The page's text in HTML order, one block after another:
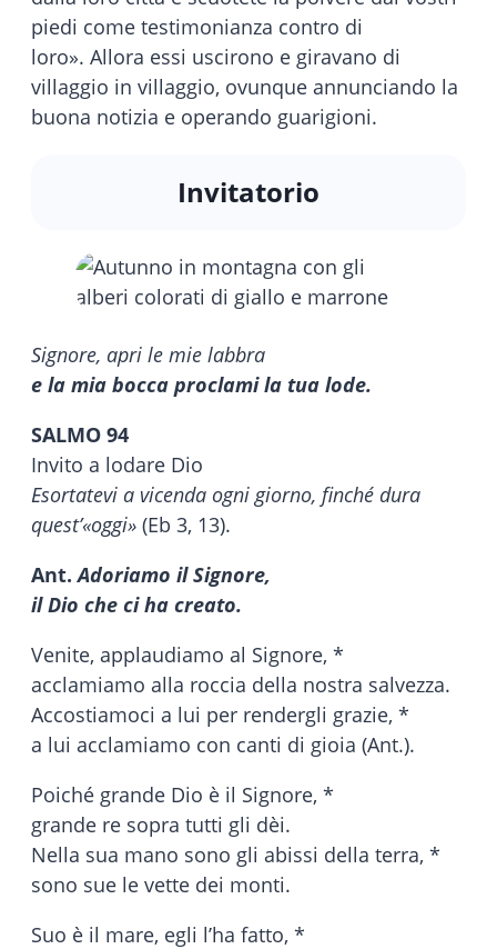
piedi come testimonianza contro di
loro». Allora essi uscirono e giravano di
villaggio in villaggio, ovunque annunciando la
buona notizia e operando guarigioni.
Invitatorio
Signore, apri le mie labbra
e la mia bocca proclami la tua lode.
SALMO 94
Invito a lodare Dio
Esortatevi a vicenda ogni giorno, finché dura
quest’«oggi» (Eb 3, 13).
Ant.Adoriamo il Signore,
il Dio che ci ha creato.
Venite, applaudiamo al Signore, *
acclamiamo alla roccia della nostra salvezza.
Accostiamoci a lui per rendergli grazie, *
a lui acclamiamo con canti di gioia (Ant.).
Poiché grande Dio è il Signore, *
grande re sopra tutti gli dèi.
Nella sua mano sono gli abissi della terra, *
sono sue le vette dei monti.
Suo è il mare, egli l’ha fatto, *